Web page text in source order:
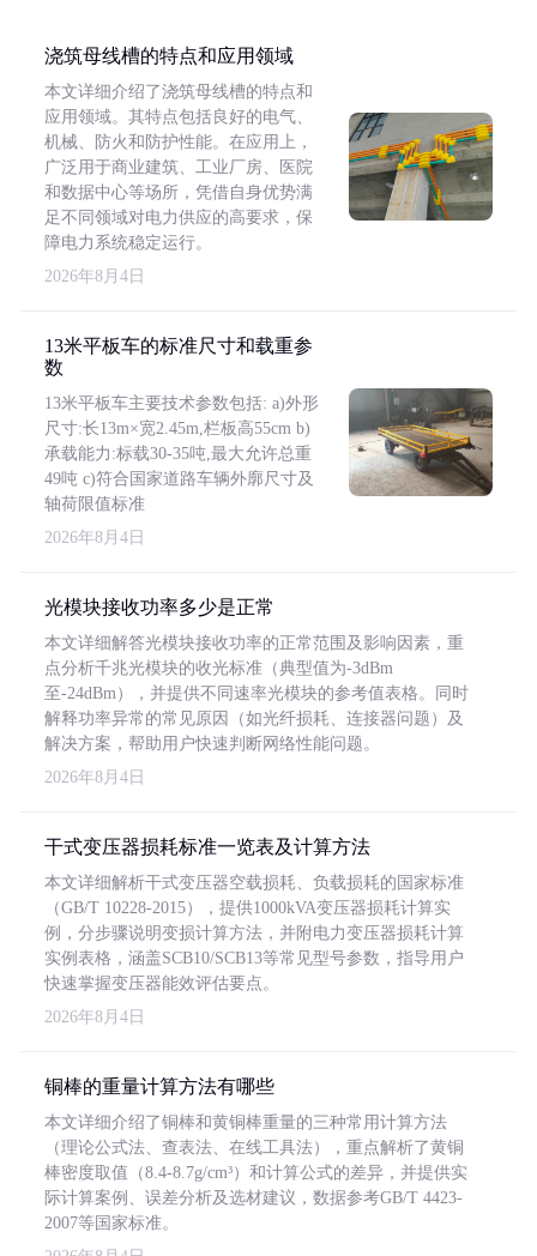
浇筑母线槽的特点和应用领域
本文详细介绍了浇筑母线槽的特点和
应用领域。其特点包括良好的电气、
机械、防火和防护性能。在应用上，
广泛用于商业建筑、工业厂房、医院
和数据中心等场所，凭借自身优势满
足不同领域对电力供应的高要求，保
障电力系统稳定运行。
2026年8月4日
13米平板车的标准尺寸和载重参
数
13米平板车主要技术参数包括: a)外形
尺寸:长13m×宽2.45m,栏板高55cm b)
承载能力:标载30-35吨,最大允许总重
49吨 c)符合国家道路车辆外廓尺寸及
轴荷限值标准
2026年8月4日
光模块接收功率多少是正常
本文详细解答光模块接收功率的正常范围及影响因素，重
点分析千兆光模块的收光标准（典型值为-3dBm
至-24dBm），并提供不同速率光模块的参考值表格。同时
解释功率异常的常见原因（如光纤损耗、连接器问题）及
解决方案，帮助用户快速判断网络性能问题。
2026年8月4日
干式变压器损耗标准一览表及计算方法
本文详细解析干式变压器空载损耗、负载损耗的国家标准
（GB/T 10228-2015），提供1000kVA变压器损耗计算实
例，分步骤说明变损计算方法，并附电力变压器损耗计算
实例表格，涵盖SCB10/SCB13等常见型号参数，指导用户
快速掌握变压器能效评估要点。
2026年8月4日
铜棒的重量计算方法有哪些
本文详细介绍了铜棒和黄铜棒重量的三种常用计算方法
（理论公式法、查表法、在线工具法），重点解析了黄铜
棒密度取值（8.4-8.7g/cm³）和计算公式的差异，并提供实
际计算案例、误差分析及选材建议，数据参考GB/T 4423-
2007等国家标准。